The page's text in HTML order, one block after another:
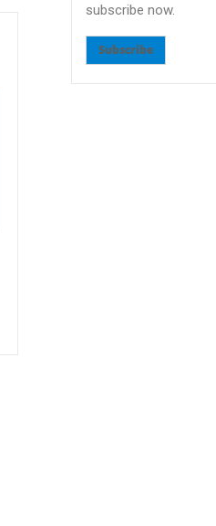
subscribe now.
Subscribe